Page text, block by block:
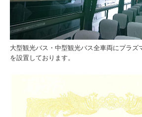
大型観光バス・中型観光バス全車両にプラズ
を設置しております。